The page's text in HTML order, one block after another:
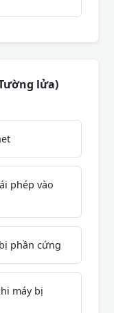
lửa)
phép vào
phần cứng
máy bị